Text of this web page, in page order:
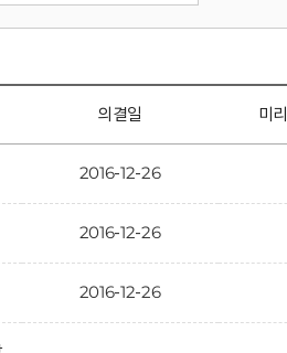
의결일 미
2016-12-26
2016-12-26
2016-12-26